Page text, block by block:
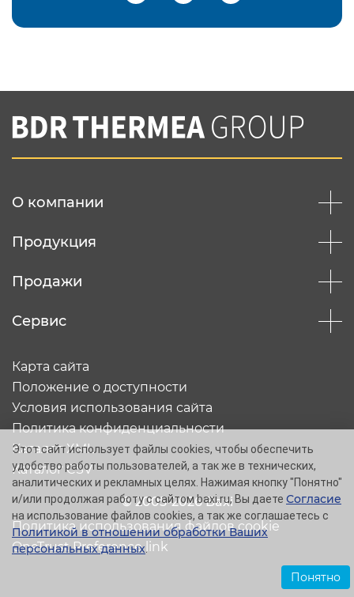
Подтвердить e-mail
Вы соглашаетесь с нашей политикой
конфеденциальности
О компании
Продукция
Продажи
Сервис
© 2005-2026 Baxi
Карта сайта
Положение о доступности
Условия использования сайта
Политика конфиденциальности
Каталог XML
Каталог CSV
Политика использования файлов cookie
OneTrust Preference link
Этот сайт использует файлы cookies, чтобы обеспечить
удобство работы пользователей, а так же в технических,
аналитических и рекламных целях. Нажимая кнопку "Понятно"
и/или продолжая работу с сайтом baxi.ru, Вы даете Согласие
на использование файлов cookies, а так же соглашаетесь с
Политикой в отношении обработки Ваших
персональных данных.
Понятно